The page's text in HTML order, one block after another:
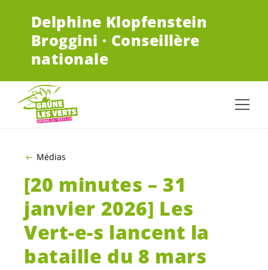
Delphine Klopfenstein
Broggini · Conseillère
nationale
Médias
[20 minutes – 31
janvier 2026] Les
Vert-e-s lancent la
bataille du 8 mars